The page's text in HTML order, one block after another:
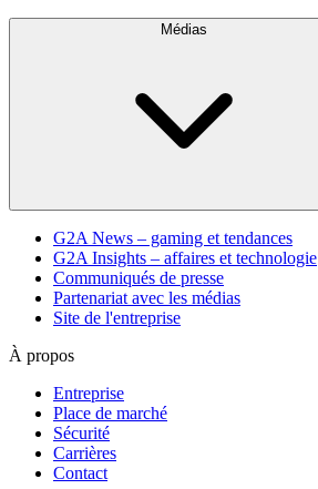
Médias
G2A News – gaming et tendances
G2A Insights – affaires et technologie
Communiqués de presse
Partenariat avec les médias
Site de l'entreprise
À propos
Entreprise
Place de marché
Sécurité
Carrières
Contact